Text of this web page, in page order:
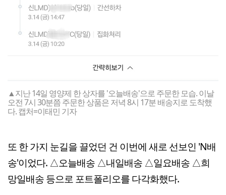
▲지난 14일 영양제 한 상자를 '오늘배송'으로 주문한 모습. 이날
오전 7시 30분쯤 주문한 상품은 저녁 8시 17분 배송지로 도착했
다. 캡처=이태민 기자
또 한 가지 눈길을 끌었던 건 이번에 새로 선보인 'N배
송'이었다. △오늘배송 △내일배송 △일요배송 △희
망일배송 등으로 포트폴리오를 다각화했다.